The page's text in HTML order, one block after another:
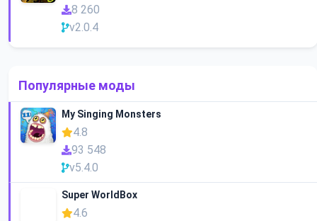
8 260
v2.0.4
Популярные моды
My Singing Monsters
4.8
93 548
v5.4.0
Super WorldBox
4.6